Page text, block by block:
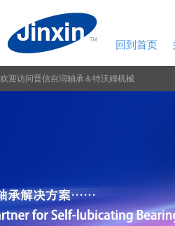
回到首页
欢迎访问晋信自润轴承＆特沃姆机械